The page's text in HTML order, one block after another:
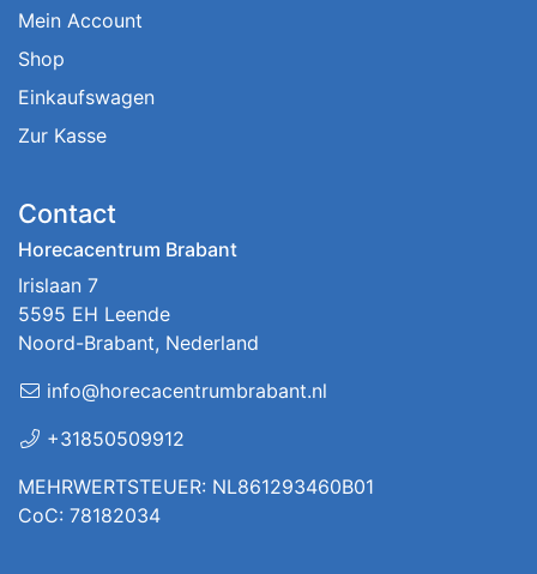
Mein Account
Shop
Einkaufswagen
Zur Kasse
Contact
Horecacentrum Brabant
Irislaan 7
5595 EH Leende
Noord-Brabant, Nederland
info@horecacentrumbrabant.nl
+31850509912
MEHRWERTSTEUER: NL861293460B01
CoC: 78182034